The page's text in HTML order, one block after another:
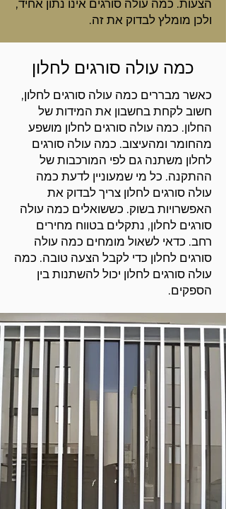
הצעות. כמה עולה סורגים אינו נתון אחיד,
ולכן מומלץ לבדוק את זה.
כמה עולה סורגים לחלון
כאשר מבררים כמה עולה סורגים לחלון,
חשוב לקחת בחשבון את המידות של
החלון. כמה עולה סורגים לחלון מושפע
מהחומר ומהעיצוב. כמה עולה סורגים
לחלון משתנה גם לפי המורכבות של
ההתקנה. כל מי שמעוניין לדעת כמה
עולה סורגים לחלון צריך לבדוק את
האפשרויות בשוק. כששואלים כמה עולה
סורגים לחלון, נתקלים בטווח מחירים
רחב. כדאי לשאול מומחים כמה עולה
סורגים לחלון כדי לקבל הצעה טובה. כמה
עולה סורגים לחלון יכול להשתנות בין
הספקים.